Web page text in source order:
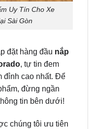
đặt hàng đầu
đỉnh cao nhất. Để
đừng ngần
tin bên dưới!
chúng tôi ưu tiên
tôi mong muốn